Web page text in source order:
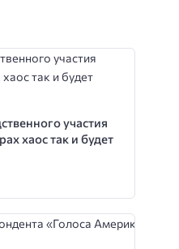
участия
хаос так и будет